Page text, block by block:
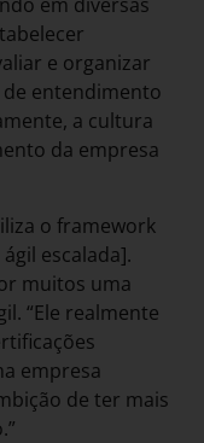
e organizar
entendimento
a cultura
da empresa
o framework
escalada].
muitos uma
“Ele realmente
empresa
de ter mais